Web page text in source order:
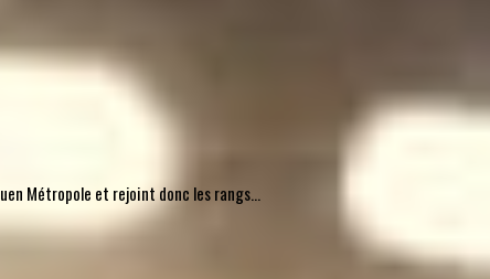
Métropole et rejoint donc les rangs...